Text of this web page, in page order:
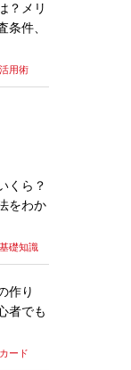
？メリ
条件、
用術
くら？
をわか
礎知識
作り
者でも
ード